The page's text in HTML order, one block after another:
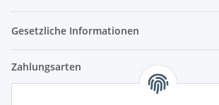
Gesetzliche Informationen
Zahlungsarten